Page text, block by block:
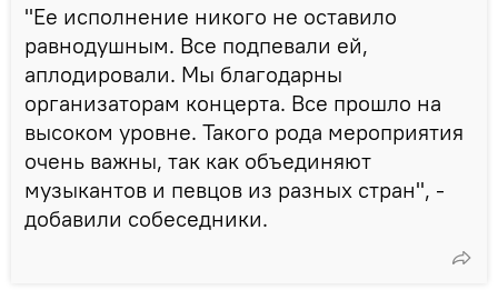
"Ее исполнение никого не оставило
равнодушным. Все подпевали ей,
аплодировали. Мы благодарны
организаторам концерта. Все прошло на
высоком уровне. Такого рода мероприятия
очень важны, так как объединяют
музыкантов и певцов из разных стран", -
добавили собеседники.